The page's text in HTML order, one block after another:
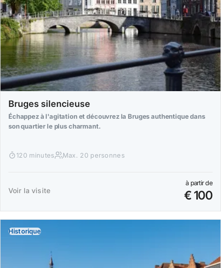
Bruges silencieuse
Échappez à l'agitation et découvrez la Bruges authentique dans
son quartier le plus charmant.
120 minutes Max. 20 personnes
Voir la visite
à partir de
€ 100
Historique